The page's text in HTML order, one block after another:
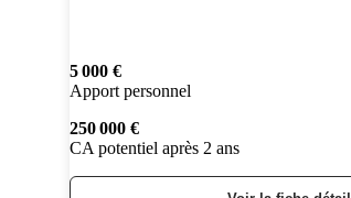
5 000 €
Apport personnel
250 000 €
CA potentiel après 2 ans